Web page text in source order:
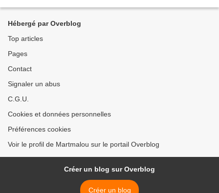
Hébergé par Overblog
Top articles
Pages
Contact
Signaler un abus
C.G.U.
Cookies et données personnelles
Préférences cookies
Voir le profil de Martmalou sur le portail Overblog
Créer un blog sur Overblog
Créer un blog